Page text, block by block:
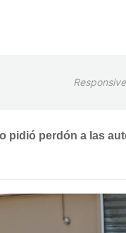
pidió perdón a las